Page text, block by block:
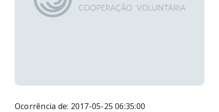
Ocorrência de: 2017-05-25 06:35:00